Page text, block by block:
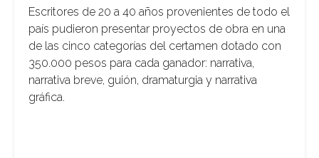
Escritores de 20 a 40 años provenientes de todo el
país pudieron presentar proyectos de obra en una
de las cinco categorías del certamen dotado con
350.000 pesos para cada ganador: narrativa,
narrativa breve, guión, dramaturgia y narrativa
gráfica.